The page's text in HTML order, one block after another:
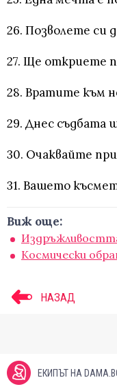
26. Позволете си
27. Ще откриете
28. Вратите към
29. Днес съдбата
30. Очаквайте
31. Вашето
Виж още:
Космически
НАЗАД
ЕКИПЪТ НА